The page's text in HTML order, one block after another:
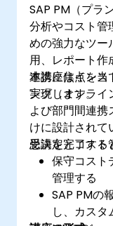
SAP PM（プラ
分析やコスト管
めの強力なツー
用、レポート作
連携に焦点を当
実現します。
本講座はインス
ング（オンライ
よび部門間連
けに設計され
思決定とコスト
受講を完了する
保守コスト
管理する
SAP PMの
し、カスタ